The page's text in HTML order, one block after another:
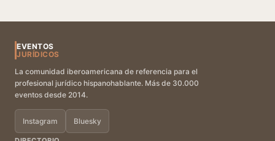
EVENTOS
JURÍDICOS
La comunidad iberoamericana de referencia para el
profesional jurídico hispanohablante. Más de 30.000
eventos desde 2014.
Instagram Bluesky